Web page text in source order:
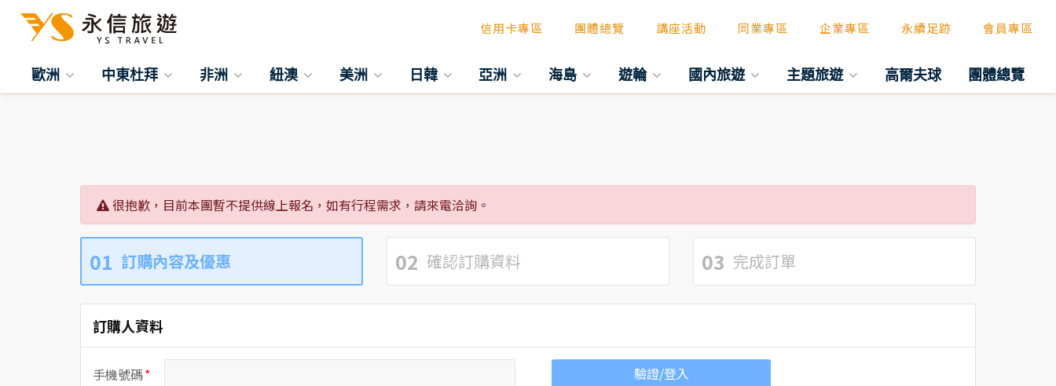
信用卡專區 團體總覽 講座活動 同業專區 企業專區 永續足跡 會員專區
歐洲 中東杜拜 非洲 紐澳 美洲 日韓 亞洲 海島 遊輪 國內旅遊 主題旅遊 高爾夫球 團體總覽
很抱歉，目前本團暫不提供線上報名，如有行程需求，請來電洽詢。
01 訂購內容及優惠 02 確認訂購資料 03 完成訂單
訂購人資料
手機號碼 驗證/登入